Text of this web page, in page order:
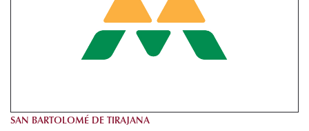
SAN BARTOLOMÉ DE TIRAJANA